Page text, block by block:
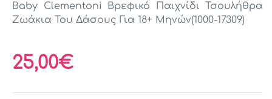
Baby Clementoni Βρεφικό Παιχνίδι Τσουλήθρα
Ζωάκια Του Δάσους Για 18+ Μηνών(1000-17309)
25,00€